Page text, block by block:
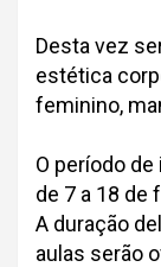
Desta vez
estética
feminino,
O período
de 7 a 18 de
A duração
aulas serão